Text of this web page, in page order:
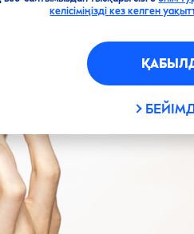
келісіміңізді кез келген